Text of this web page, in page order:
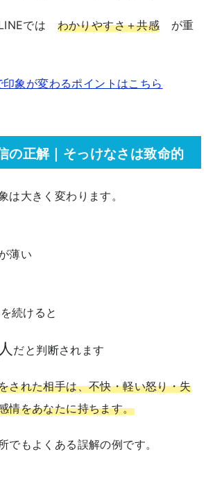
では わかりやすさ＋共感 が重
象が変わるポイントはこちら
の正解｜そっけなさは致命的
は大きく変わります。
薄い
続けると
だと判断されます
された相手は、不快・軽い怒り・失
情をあなたに持ちます。
でもよくある誤解の例です。